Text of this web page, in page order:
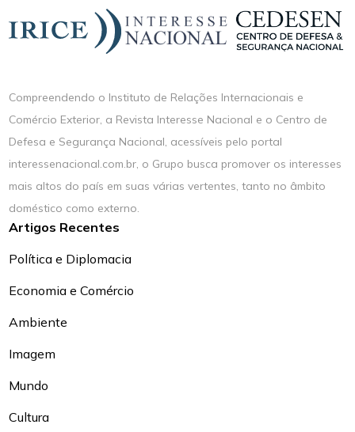
Compreendendo o Instituto de Relações Internacionais e
Comércio Exterior, a Revista Interesse Nacional e o Centro de
Defesa e Segurança Nacional, acessíveis pelo portal
interessenacional.com.br, o Grupo busca promover os interesses
mais altos do país em suas várias vertentes, tanto no âmbito
doméstico como externo.
Artigos Recentes
Política e Diplomacia
Economia e Comércio
Ambiente
Imagem
Mundo
Cultura